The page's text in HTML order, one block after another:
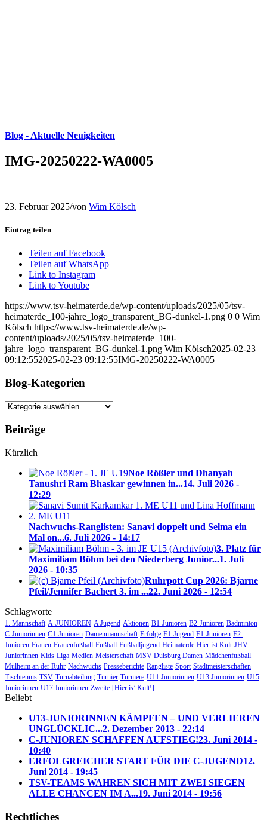
Blog - Aktuelle Neuigkeiten
IMG-20250222-WA0005
23. Februar 2025/von Wim Kölsch
Eintrag teilen
Teilen auf Facebook
Teilen auf WhatsApp
Link to Instagram
Link to Youtube
https://www.tsv-heimaterde.de/wp-content/uploads/2025/05/tsv-
heimaterde_100-jahre_logo_transparent_BG-dunkel-1.png 0 0 Wim
Kölsch https://www.tsv-heimaterde.de/wp-
content/uploads/2025/05/tsv-heimaterde_100-
jahre_logo_transparent_BG-dunkel-1.png Wim Kölsch2025-02-23
09:12:552025-02-23 09:12:55IMG-20250222-WA0005
Blog-Kategorien
Blog-
Beiträge
Kürzlich
Noe Rößler und Dhanyah
Tanushri Ram Bhaskar gewinnen in...14. Juli 2026 -
12:29
Nachwuchs-Ranglisten: Sanavi doppelt und Selma ein
Mal on...6. Juli 2026 - 14:17
3. Platz für
Maximiliam Böhm bei den Niederberg Junior...1. Juli
2026 - 10:35
Ruhrpott Cup 2026: Bjarne
Pfeil/Jennifer Bachert 3. im ...22. Juni 2026 - 12:54
Schlagworte
1. Mannschaft A-JUNIOREN A Jugend Aktionen B1-Junioren B2-Junioren Badminton
C-Juniorinnen C1-Junioren Damenmannschaft Erfolge F1-Jugend F1-Junioren F2-
Junioren Frauen Frauenfußball Fußball Fußballjugend Heimaterde Hier ist Kult JHV
Juniorinnen Kids Liga Medien Meisterschaft MSV Duisburg Damen Mädchenfußball
Mülheim an der Ruhr Nachwuchs Presseberichte Rangliste Sport Stadtmeisterschaften
Tischtennis TSV Turnabteilung Turnier Turniere U11 Juniorinnen U13 Juniorinnen U15
Juniorinnen U17 Juniorinnen Zweite [Hier is’ Kult!]
Beliebt
U13-JUNIORINNEN KÄMPFEN – UND VERLIEREN
UNGLÜCKLIC...2. Dezember 2013 - 22:14
C-JUNIOREN SCHAFFEN AUFSTIEG!23. Juni 2014 -
10:40
ERFOLGREICHER START FÜR DIE C-JUGEND12.
Juni 2014 - 19:45
TSV-TEAMS WAHREN SICH MIT ZWEI SIEGEN
ALLE CHANCEN IM A...19. Juni 2014 - 19:56
Rechtliches